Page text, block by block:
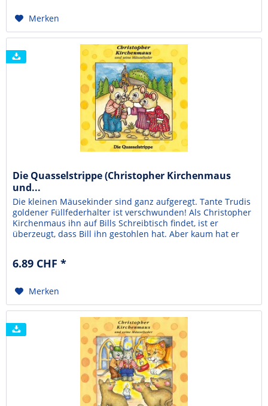
Merken
Die Quasselstrippe (Christopher Kirchenmaus
und...
Die kleinen Mäusekinder sind ganz aufgeregt. Tante Trudis
goldener Füllfederhalter ist verschwunden! Als Christopher
Kirchenmaus ihn auf Bills Schreibtisch findet, ist er
überzeugt, dass Bill ihn gestohlen hat. Aber kaum hat er
lernen.Die Abenteuer der beliebten...
6.89 CHF *
Merken